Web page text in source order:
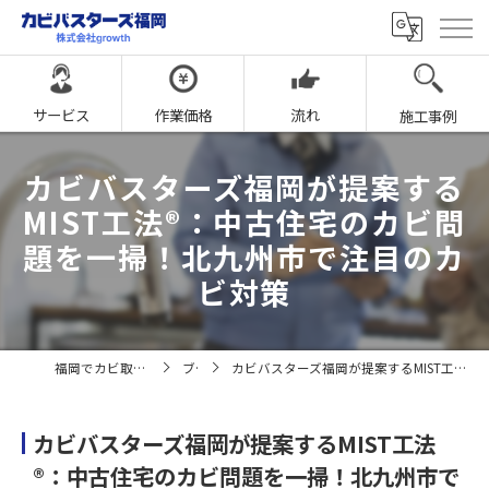
サービス 作業価格 流れ 施工事例
カビバスターズ福岡が提案する
MIST工法®：中古住宅のカビ問
題を一掃！北九州市で注目のカ
ビ対策
福岡でカビ取りならカビバスターズ福岡 ブログ カビバスターズ福岡が提案するMIST工法®：中古住宅のカビ問題を一掃！北九州市で注目のカビ対策
カビバスターズ福岡が提案するMIST工法
®：中古住宅のカビ問題を一掃！北九州市で